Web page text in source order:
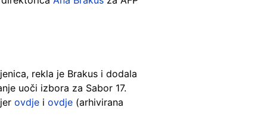
rekla je Brakus i dodala
uoči izbora za Sabor 17.
ovdje i ovdje (arhivirana